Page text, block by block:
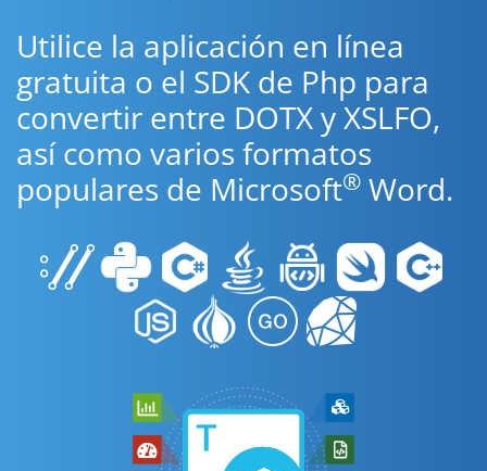
Utilice la aplicación en línea
gratuita o el SDK de Php para
convertir entre DOTX y XSLFO,
así como varios formatos
populares de Microsoft® Word.